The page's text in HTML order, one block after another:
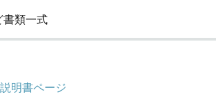
書類一式
明書ページ